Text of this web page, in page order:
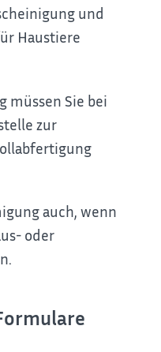
und
Haustiere
müssen Sie bei
zur
auch, wenn
oder